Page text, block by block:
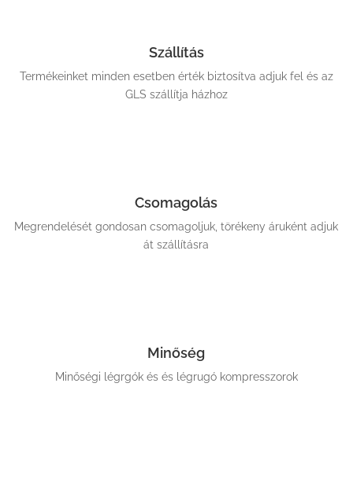
Szállítás
Termékeinket minden esetben érték biztosítva adjuk fel és az
GLS szállítja házhoz
Csomagolás
Megrendelését gondosan csomagoljuk, törékeny áruként adjuk
át szállításra
Minőség
Minőségi légrgók és és légrugó kompresszorok